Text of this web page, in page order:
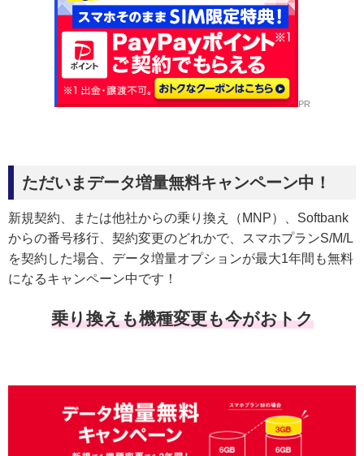
PR
ただいまデータ増量無料キャンペーン中！
新規契約、または他社からの乗り換え（MNP）、Softbank
からの番号移行、契約変更のどれかで、スマホプランS/M/L
を契約した場合、データ増量オプションが最大1年間も無料
になるキャンペーン中です！
乗り換えも機種変更も今がおトク